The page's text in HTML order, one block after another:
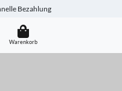
Bezahlung